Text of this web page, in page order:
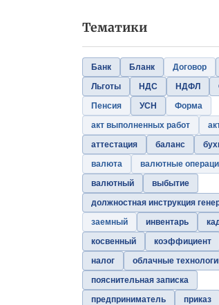
Тематики
Банк Бланк Договор
Льготы
НДС НДФЛ
Пенсия
УСН
Форма
акт выполненных работ
аттестация
баланс
валюта
валютные
валютный
выбытие
должностная инструкция
заемный
инвентарь
косвенный
коэффициент
налог
облачные
пояснительная записка
предприниматель
приказ